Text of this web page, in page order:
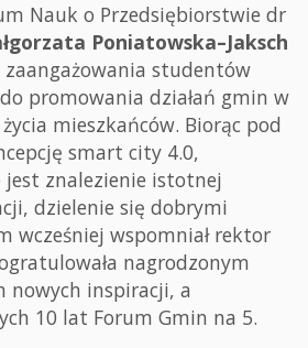
Nauk o Przedsiębiorstwie dr
Poniatowska–Jaksch
zaangażowania studentów
promowania działań gmin w
mieszkańców. Biorąc pod
smart city 4.0,
jest znalezienie istotnej
dzielenie się dobrymi
wcześniej wspomniał rektor
nagrodzonym
nowych inspiracji, a
10 lat Forum Gmin na 5.